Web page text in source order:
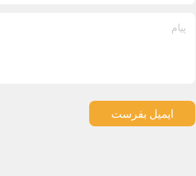
ایمیل بفرست